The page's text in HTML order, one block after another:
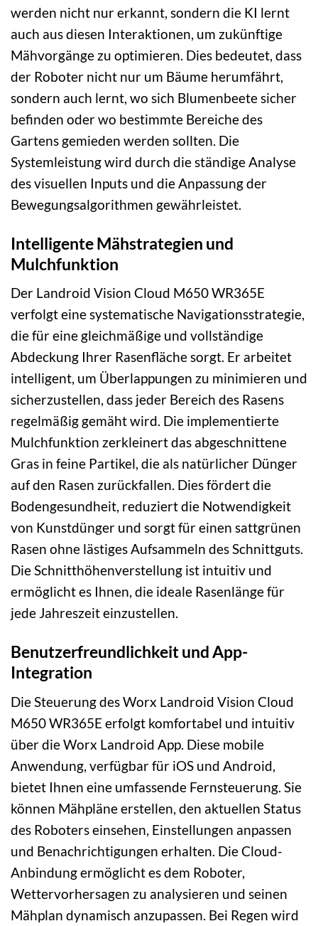
werden nicht nur erkannt, sondern die KI lernt
auch aus diesen Interaktionen, um zukünftige
Mähvorgänge zu optimieren. Dies bedeutet, dass
der Roboter nicht nur um Bäume herumfährt,
sondern auch lernt, wo sich Blumenbeete sicher
befinden oder wo bestimmte Bereiche des
Gartens gemieden werden sollten. Die
Systemleistung wird durch die ständige Analyse
des visuellen Inputs und die Anpassung der
Bewegungsalgorithmen gewährleistet.
Intelligente Mähstrategien und
Mulchfunktion
Der Landroid Vision Cloud M650 WR365E
verfolgt eine systematische Navigationsstrategie,
die für eine gleichmäßige und vollständige
Abdeckung Ihrer Rasenfläche sorgt. Er arbeitet
intelligent, um Überlappungen zu minimieren und
sicherzustellen, dass jeder Bereich des Rasens
regelmäßig gemäht wird. Die implementierte
Mulchfunktion zerkleinert das abgeschnittene
Gras in feine Partikel, die als natürlicher Dünger
auf den Rasen zurückfallen. Dies fördert die
Bodengesundheit, reduziert die Notwendigkeit
von Kunstdünger und sorgt für einen sattgrünen
Rasen ohne lästiges Aufsammeln des Schnittguts.
Die Schnitthöhenverstellung ist intuitiv und
ermöglicht es Ihnen, die ideale Rasenlänge für
jede Jahreszeit einzustellen.
Benutzerfreundlichkeit und App-
Integration
Die Steuerung des Worx Landroid Vision Cloud
M650 WR365E erfolgt komfortabel und intuitiv
über die Worx Landroid App. Diese mobile
Anwendung, verfügbar für iOS und Android,
bietet Ihnen eine umfassende Fernsteuerung. Sie
können Mähpläne erstellen, den aktuellen Status
des Roboters einsehen, Einstellungen anpassen
und Benachrichtigungen erhalten. Die Cloud-
Anbindung ermöglicht es dem Roboter,
Wettervorhersagen zu analysieren und seinen
Mähplan dynamisch anzupassen. Bei Regen wird